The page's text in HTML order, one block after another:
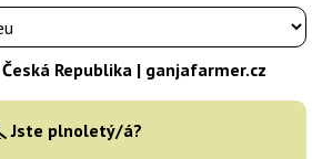
Česká Republika | ganjafarmer.cz
Jste plnoletý/á?
Nirvana